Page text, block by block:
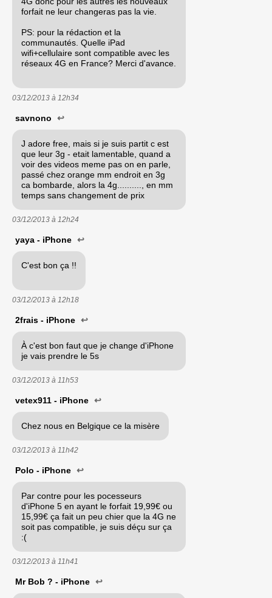
forfait ne leur changeras pas la vie.
PS: pour la rédaction et la
communautés. Quelle iPad
wifi+cellulaire sont compatible avec les
réseaux 4G en France? Merci d'avance.
03/12/2013 à 12h34
savnono ↩
J adore free, mais si je suis partit c est
que leur 3g - etait lamentable, quand a
voir des videos meme pas on en parle,
passé chez orange mm endroit en 3g
ca bombarde, alors la 4g.........., en mm
temps sans changement de prix
03/12/2013 à 12h24
yaya - iPhone ↩
C'est bon ça !!
03/12/2013 à 12h18
2frais - iPhone ↩
À c'est bon faut que je change d'iPhone
je vais prendre le 5s
03/12/2013 à 11h53
vetex911 - iPhone ↩
Chez nous en Belgique ce la misère
03/12/2013 à 11h42
Polo - iPhone ↩
Par contre pour les pocesseurs
d'iPhone 5 en ayant le forfait 19,99€ ou
15,99€ ça fait un peu chier que la 4G ne
soit pas compatible, je suis déçu sur ça
:(
03/12/2013 à 11h41
Mr Bob ? - iPhone ↩